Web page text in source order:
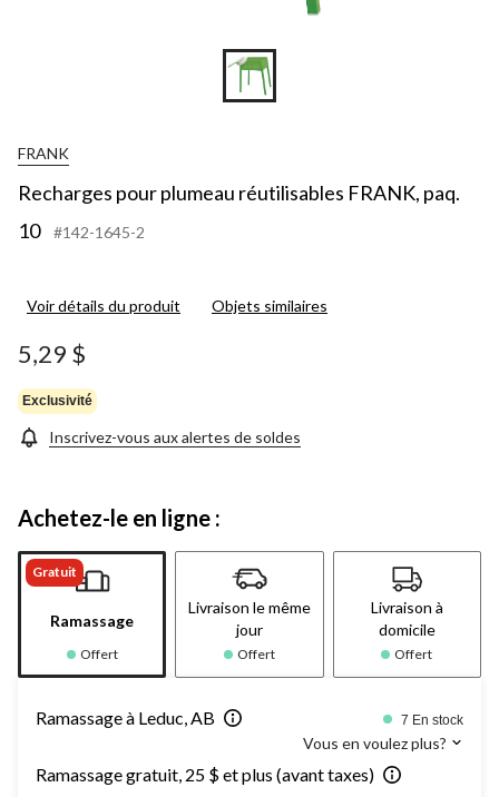
FRANK
Recharges pour plumeau réutilisables FRANK, paq.
10
#142-1645-2
Voir détails du produit Objets similaires
5,29 $
Exclusivité
Inscrivez-vous aux alertes de soldes
Achetez-le en ligne :
Gratuit
Ramassage
Offert
Livraison le même
jour
Offert
Livraison à
domicile
Offert
Ramassage à Leduc, AB 7 En stock
Vous en voulez plus?
Ramassage gratuit, 25 $ et plus (avant taxes)